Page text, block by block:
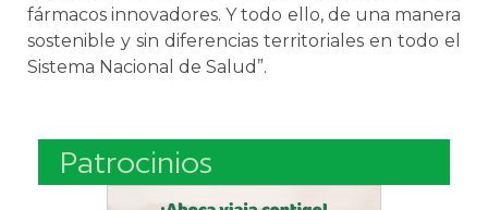
fármacos innovadores. Y todo ello, de una manera
sostenible y sin diferencias territoriales en todo el
Sistema Nacional de Salud”.
Patrocinios